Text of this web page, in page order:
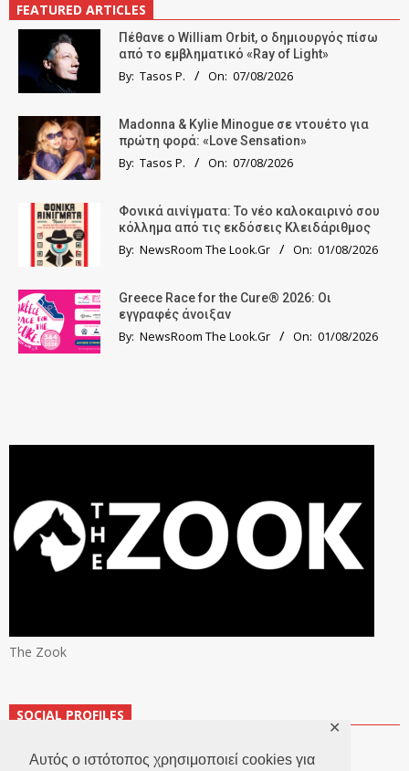
Αυτός ο ιστότοπος χρησιμοποιεί cookies για
✕
FEATURED ARTICLES
Πέθανε ο William Orbit, ο δημιουργός πίσω
από το εμβληματικό «Ray of Light»
By: Tasos P. On: 07/08/2026
Madonna & Kylie Minogue σε ντουέτο για
πρώτη φορά: «Love Sensation»
By: Tasos P. On: 07/08/2026
Φονικά αινίγματα: Το νέο καλοκαιρινό σου
κόλλημα από τις εκδόσεις Κλειδάριθμος
By: NewsRoom The Look.Gr On: 01/08/2026
Greece Race for the Cure® 2026: Οι
εγγραφές άνοιξαν
By: NewsRoom The Look.Gr On: 01/08/2026
The Zook
SOCIAL PROFILES